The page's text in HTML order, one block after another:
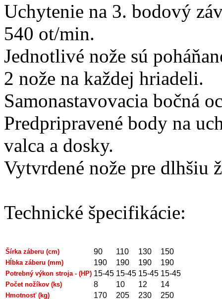
Uchytenie na 3. bodový
540 ot/min.
Jednotlivé nože sú
2 nože na každej hriadeli.
Samonastavovacia bočná
Predpripravené body na
valca a dosky.
Vytvrdené nože pre
Technické špecifikácie:
Šírka záberu (cm) 90 110 130 150
Hĺbka záberu (mm) 190 190 190 190
Potrebný výkon stroja - (HP) 15-45 15-45 15-45 15-45
Počet nožíkov (ks) 8 10 12 14
Hmotnosť (kg) 170 205 230 250